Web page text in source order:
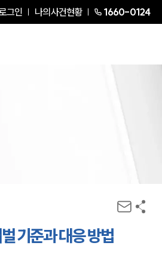
그인 나의사건현황 1660-0124
기준과 대응 방법